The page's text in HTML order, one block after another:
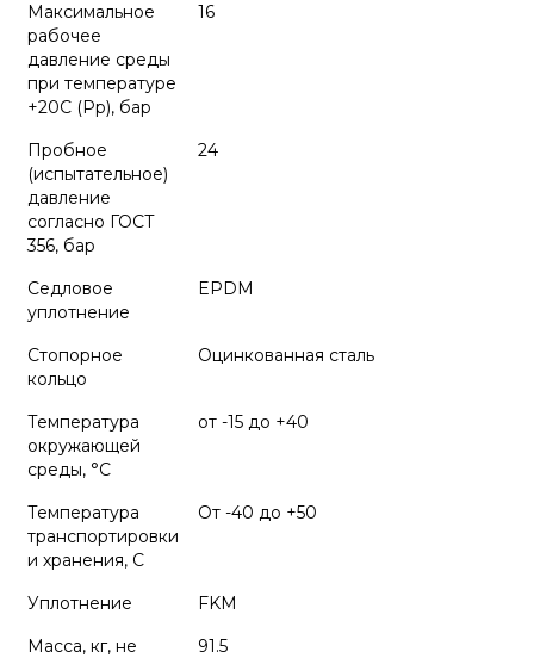
Максимальное
рабочее
давление среды
при температуре
+20С (Рр), бар
16
Пробное
(испытательное)
давление
согласно ГОСТ
356, бар
24
Седловое
уплотнение
EPDM
Стопорное
кольцо
Оцинкованная сталь
Температура
окружающей
среды, °С
от -15 до +40
Температура
транспортировки
и хранения, С
От -40 до +50
Уплотнение
FKM
Масса, кг, не
91.5